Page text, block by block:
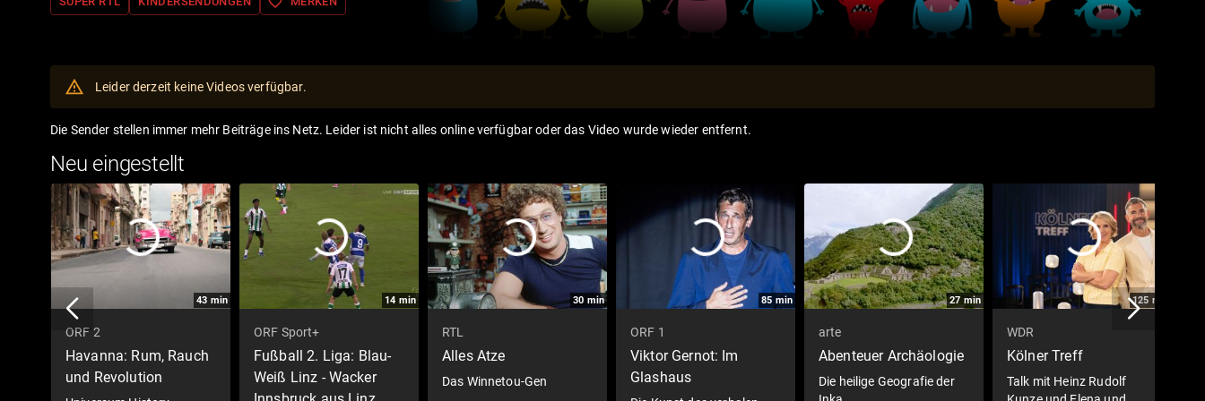
Leider derzeit keine Videos verfügbar.
Die Sender stellen immer mehr Beiträge ins Netz. Leider ist nicht alles online verfügbar oder das Video wurde wieder entfernt.
Neu eingestellt
43 min
ORF 2
Havanna: Rum, Rauch
und Revolution
14 min
ORF Sport+
Fußball 2. Liga: Blau-
Weiß Linz - Wacker
30 min
RTL
Alles Atze
Das Winnetou-Gen
85 min
ORF 1
Viktor Gernot: Im
Glashaus
27 min
arte
Abenteuer Archäologie
Die heilige Geografie der
125 min
WDR
Kölner Treff
Talk mit Heinz Rudolf